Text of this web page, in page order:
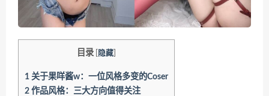
目录 隐藏
1 关于果咩酱w：一位风格多变的Coser
2 作品风格：三大方向值得关注